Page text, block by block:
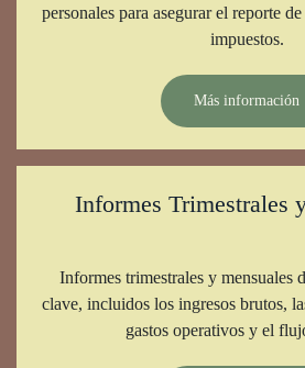
personales para asegurar el reporte
impuestos.
Más información
Informes Trimestrales
Informes trimestrales y mensuales
clave, incluidos los ingresos brutos,
gastos operativos y el